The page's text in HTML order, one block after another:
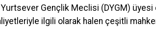
Gençlik Meclisi (DYGM) üyesi
ilgili olarak halen çeşitli